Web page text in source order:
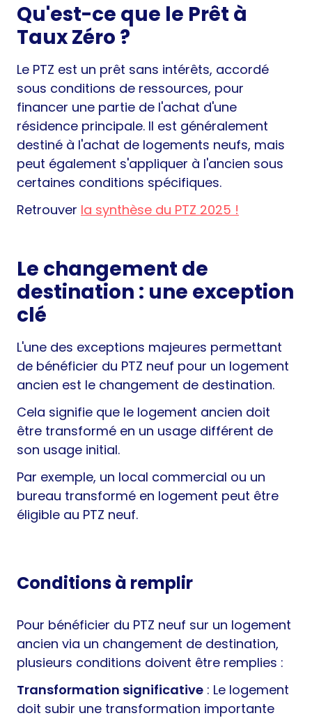
Qu'est-ce que le Prêt à
Taux Zéro ?
Le PTZ est un prêt sans intérêts, accordé
sous conditions de ressources, pour
financer une partie de l'achat d'une
résidence principale. Il est généralement
destiné à l'achat de logements neufs, mais
peut également s'appliquer à l'ancien sous
certaines conditions spécifiques.
Retrouver la synthèse du PTZ 2025 !
Le changement de
destination : une exception
clé
L'une des exceptions majeures permettant
de bénéficier du PTZ neuf pour un logement
ancien est le changement de destination.
Cela signifie que le logement ancien doit
être transformé en un usage différent de
son usage initial.
Par exemple, un local commercial ou un
bureau transformé en logement peut être
éligible au PTZ neuf.
Conditions à remplir
Pour bénéficier du PTZ neuf sur un logement
ancien via un changement de destination,
plusieurs conditions doivent être remplies :
Transformation significative : Le logement
doit subir une transformation importante